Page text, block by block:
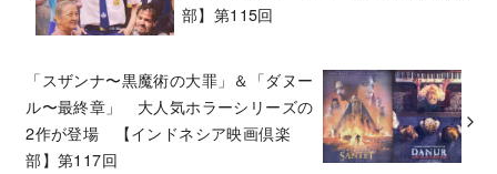
部】第115回
「スザンナ〜黒魔術の大罪」＆「ダヌー
ル〜最終章」 大人気ホラーシリーズの
2作が登場 【インドネシア映画倶楽
部】第117回